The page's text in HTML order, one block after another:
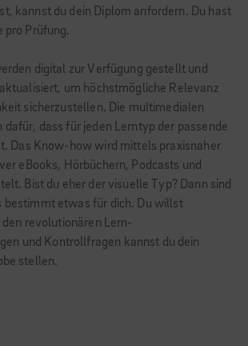
kannst du dein Diplom anfordern. Du hast
pro Prüfung.
digital zur Verfügung gestellt und
um höchstmögliche Relevanz
sicherzustellen. Die multimedialen
dafür, dass für jeden Lerntyp der passende
Das Know-how wird mittels praxisnaher
eBooks, Hörbüchern, Podcasts und
Bist du eher der visuelle Typ? Dann sind
bestimmt etwas für dich. Du willst
revolutionären Lern-
und Kontrollfragen kannst du dein
stellen.